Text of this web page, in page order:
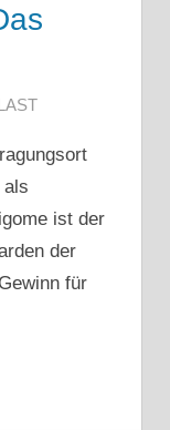
als
ist der
der
für